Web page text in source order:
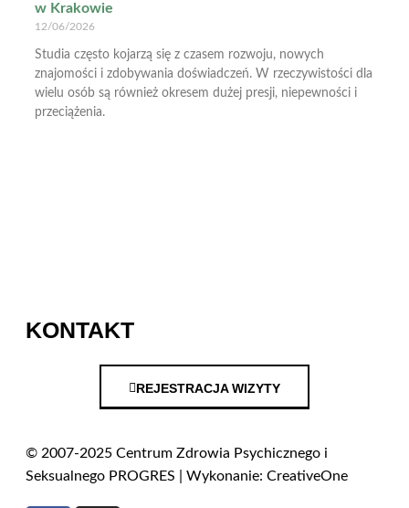
w Krakowie
12/06/2026
Studia często kojarzą się z czasem rozwoju, nowych
znajomości i zdobywania doświadczeń. W rzeczywistości dla
wielu osób są również okresem dużej presji, niepewności i
przeciążenia.
KONTAKT
REJESTRACJA WIZYTY
© 2007-2025 Centrum Zdrowia Psychicznego i
Seksualnego PROGRES | Wykonanie: CreativeOne